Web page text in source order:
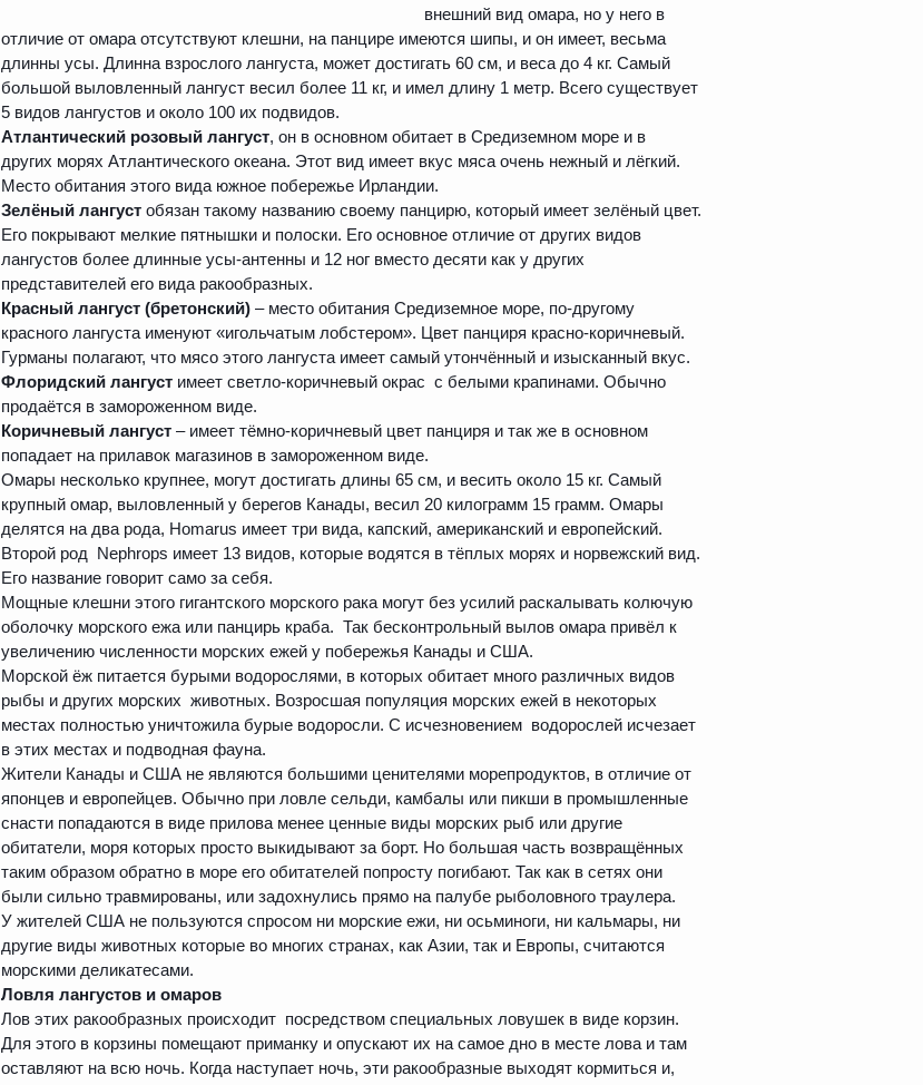
внешний вид омара, но у него в
отличие от омара отсутствуют клешни, на панцире имеются шипы, и он имеет, весьма
длинны усы. Длинна взрослого лангуста, может достигать 60 см, и веса до 4 кг. Самый
большой выловленный лангуст весил более 11 кг, и имел длину 1 метр. Всего существует
5 видов лангустов и около 100 их подвидов.
Атлантический розовый лангуст, он в основном обитает в Средиземном море и в
других морях Атлантического океана. Этот вид имеет вкус мяса очень нежный и лёгкий.
Место обитания этого вида южное побережье Ирландии.
Зелёный лангуст обязан такому названию своему панцирю, который имеет зелёный цвет.
Его покрывают мелкие пятнышки и полоски. Его основное отличие от других видов
лангустов более длинные усы-антенны и 12 ног вместо десяти как у других
представителей его вида ракообразных.
Красный лангуст (бретонский) – место обитания Средиземное море, по-другому
красного лангуста именуют «игольчатым лобстером». Цвет панциря красно-коричневый.
Гурманы полагают, что мясо этого лангуста имеет самый утончённый и изысканный вкус.
Флоридский лангуст имеет светло-коричневый окрас с белыми крапинами. Обычно
продаётся в замороженном виде.
Коричневый лангуст – имеет тёмно-коричневый цвет панциря и так же в основном
попадает на прилавок магазинов в замороженном виде.
Омары несколько крупнее, могут достигать длины 65 см, и весить около 15 кг. Самый
крупный омар, выловленный у берегов Канады, весил 20 килограмм 15 грамм. Омары
делятся на два рода, Homarus имеет три вида, капский, американский и европейский.
Второй род Nephrops имеет 13 видов, которые водятся в тёплых морях и норвежский вид.
Его название говорит само за себя.
Мощные клешни этого гигантского морского рака могут без усилий раскалывать колючую
оболочку морского ежа или панцирь краба. Так бесконтрольный вылов омара привёл к
увеличению численности морских ежей у побережья Канады и США.
Морской ёж питается бурыми водорослями, в которых обитает много различных видов
рыбы и других морских животных. Возросшая популяция морских ежей в некоторых
местах полностью уничтожила бурые водоросли. С исчезновением водорослей исчезает
в этих местах и подводная фауна.
Жители Канады и США не являются большими ценителями морепродуктов, в отличие от
японцев и европейцев. Обычно при ловле сельди, камбалы или пикши в промышленные
снасти попадаются в виде прилова менее ценные виды морских рыб или другие
обитатели, моря которых просто выкидывают за борт. Но большая часть возвращённых
таким образом обратно в море его обитателей попросту погибают. Так как в сетях они
были сильно травмированы, или задохнулись прямо на палубе рыболовного траулера.
У жителей США не пользуются спросом ни морские ежи, ни осьминоги, ни кальмары, ни
другие виды животных которые во многих странах, как Азии, так и Европы, считаются
морскими деликатесами.
Ловля лангустов и омаров
Лов этих ракообразных происходит посредством специальных ловушек в виде корзин.
Для этого в корзины помещают приманку и опускают их на самое дно в месте лова и там
оставляют на всю ночь. Когда наступает ночь, эти ракообразные выходят кормиться и,